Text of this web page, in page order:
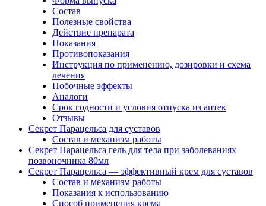
Состав
Полезные свойства
Действие препарата
Показания
Противопоказания
Инструкция по применению, дозировки и схема
лечения
Побочные эффекты
Аналоги
Срок годности и условия отпуска из аптек
Отзывы
Секрет Парацельса для суставов
Состав и механизм работы
Секрет Парацельса гель для тела при заболеваниях
позвоночника 80мл
Секрет Парацельса — эффективный крем для суставов
Состав и механизм работы
Показания к использованию
Способ применения крема